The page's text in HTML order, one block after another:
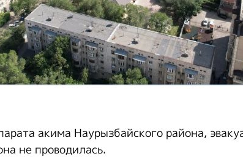
акима Наурызбайского района,
не проводилась.